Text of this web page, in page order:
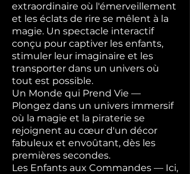
extraordinaire où l'émerveillement
et les éclats de rire se mêlent à la
magie. Un spectacle interactif
conçu pour captiver les enfants,
stimuler leur imaginaire et les
transporter dans un univers où
tout est possible.
Un Monde qui Prend Vie —
Plongez dans un univers immersif
où la magie et la piraterie se
rejoignent au cœur d'un décor
fabuleux et envoûtant, dès les
premières secondes.
Les Enfants aux Commandes — Ici,